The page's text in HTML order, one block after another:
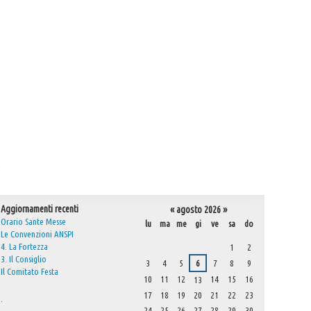
Aggiornamenti recenti
Orario Sante Messe
Le Convenzioni ANSPI
4. La Fortezza
3. Il Consiglio
Il Comitato Festa
«agosto 2026»
lu ma me gi ve sa do
1
2
3
4 5 6 7 8
9
10
11 12 13 14 15
16
17
18 19 20 21 22
23